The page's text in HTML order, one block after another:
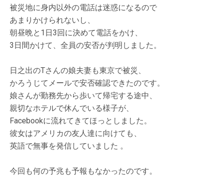
被災地に身内以外の電話は迷惑になるので
あまりかけられないし、
朝昼晩と1日3回に決めて電話をかけ、
3日間かけて、全員の安否が判明しました。
日之出のTさんの娘夫妻も東京で被災、
かろうじてメールで安否確認できたのです。
娘さんが勤務先から歩いて帰宅する途中、
親切なホテルで休んでいる様子が、
Facebookに流れてきてほっとしました。
彼女はアメリカの友人達に向けても、
英語で無事を発信していました 。
今回も何の予兆も予報もなかったのです。